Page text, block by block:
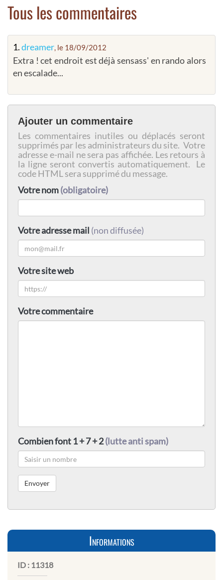
Tous les commentaires
1.dreamer, le 18/09/2012
Extra ! cet endroit est déjà sensass' en rando alors
en escalade...
Ajouter un commentaire
Les commentaires inutiles ou déplacés seront
supprimés par les administrateurs du site. Votre
adresse e-mail ne sera pas affichée. Les retours à
la ligne seront convertis automatiquement. Le
code HTML sera supprimé du message.
Votre nom(obligatoire)
Votre adresse mail (non diffusée)
Votre site web
Votre commentaire
Combien font 1 + 7 + 2(lutte anti spam)
Informations
ID : 11318